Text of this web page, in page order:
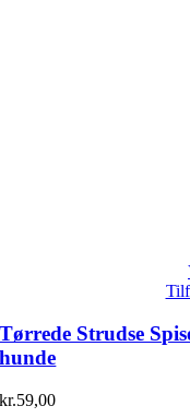
Tørrede Strudse
hunde
kr.59,00